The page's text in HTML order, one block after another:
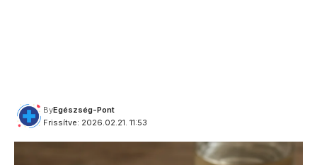
Frissítve: 2026.02.21. 11:53
ByEgészség-Pont